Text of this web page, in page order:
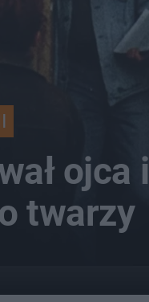
ojca i
twarzy